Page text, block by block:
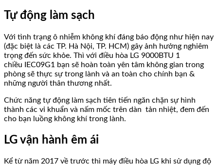
Tự động làm sạch
Với tình trạng ô nhiễm không khí đáng báo động như hiện nay
(đặc biệt là các TP. Hà Nội, TP. HCM) gây ảnh hưởng nghiêm
trọng đến sức khỏe. Thì với điều hòa LG 9000BTU 1
chiều IEC09G1 bạn sẽ hoàn toàn yên tâm không gian trong
phòng sẽ thực sự trong lành và an toàn cho chính bạn &
những người thân thương nhất.
Chức năng tự động làm sạch tiên tiến ngăn chặn sự hình
thành các vi khuẩn và nấm mốc trên dàn tản nhiệt, đem đến
cho bạn luồng không khí trong lành.
LG vận hành êm ái
Kể từ năm 2017 về trước thì máy điều hòa LG khi sử dụng độ